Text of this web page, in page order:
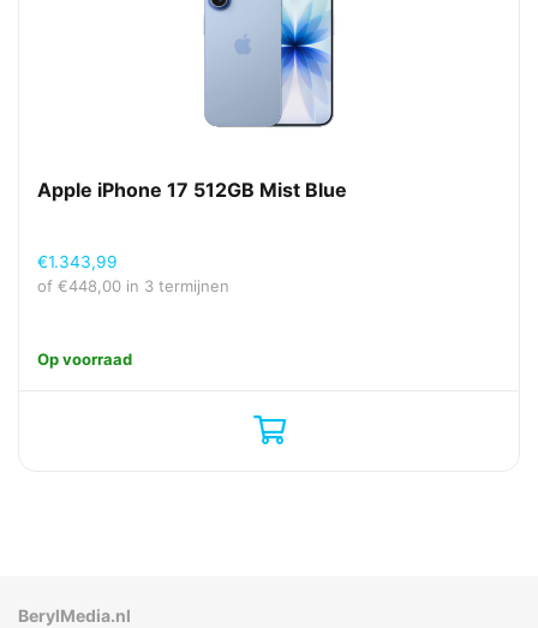
Apple iPhone 17 512GB Mist Blue
€1.343,99
of €448,00 in 3 termijnen
Op voorraad
BerylMedia.nl